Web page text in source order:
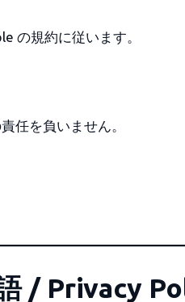
の規約に従います。
任を負いません。
/ Privacy